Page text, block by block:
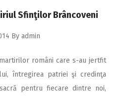
Sfinţilor Brâncoveni
By admin
români care s-au jertfit
întregirea patriei şi credinţa
pentru fiecare dintre noi,